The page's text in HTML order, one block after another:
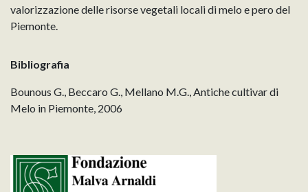
valorizzazione delle risorse vegetali locali di melo e pero del
Piemonte.
Bibliografia
Bounous G., Beccaro G., Mellano M.G., Antiche cultivar di
Melo in Piemonte, 2006